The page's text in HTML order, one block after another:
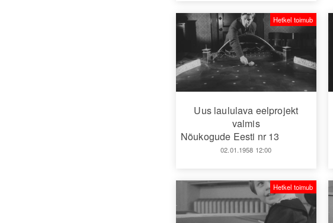
Uus laululava eelprojekt
valmis
Nõukogude Eesti nr 13
02.01.1958 12:00
Hetkel toimub
Hetkel toimub